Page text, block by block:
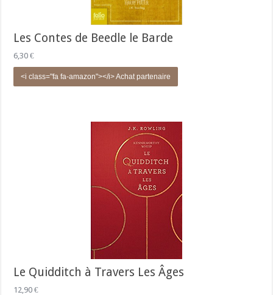
Les Contes de Beedle le Barde
6,30 €
<i class="fa fa-amazon"></i> Achat partenaire
Le Quidditch à Travers Les Âges
12,90 €